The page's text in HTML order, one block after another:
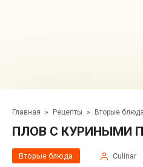
Главная » Рецепты » Вторые блюда
ПЛОВ С КУРИНЫМИ
Вторые блюда Сulinar